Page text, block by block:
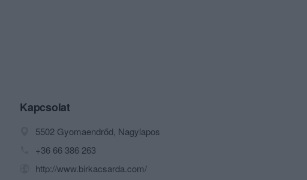
Kapcsolat
5502 Gyomaendrőd, Nagylapos
+36 66 386 263
http://www.birkacsarda.com/